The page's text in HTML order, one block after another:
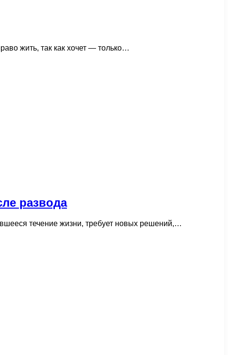
жить, так как хочет — только…
развода
течение жизни, требует новых решений,…